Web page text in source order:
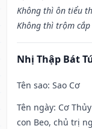
Không thì ôn tiểu
Không thì trộm
Nhị Thập Bát
Tên sao: Sao Cơ
Tên ngày: Cơ
con Beo, chủ trị